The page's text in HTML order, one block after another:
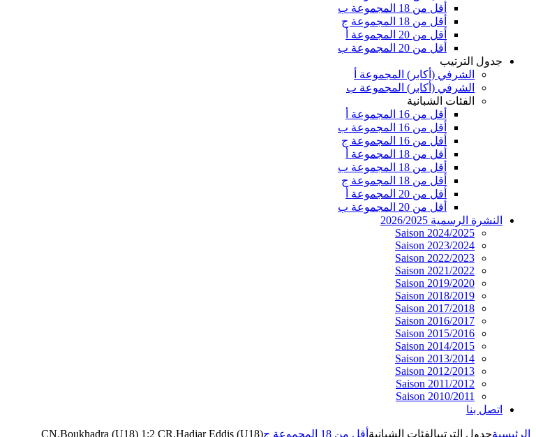
أقل من 18 المجموعة ب
أقل من 18 المجموعة ج
أقل من 20 المجموعة أ
أقل من 20 المجموعة ب
جدول الترتيب
الشرفي (أكابر) المجموعة أ
الشرفي (أكابر) المجموعة ب
الفئات الشبانية
أقل من 16 المجموعة أ
أقل من 16 المجموعة ب
أقل من 16 المجموعة ج
أقل من 18 المجموعة أ
أقل من 18 المجموعة ب
أقل من 18 المجموعة ج
أقل من 20 المجموعة أ
أقل من 20 المجموعة ب
النشرة الرسمية 2026/2025
Saison 2024/2025
Saison 2023/2024
Saison 2022/2023
Saison 2021/2022
Saison 2019/2020
Saison 2018/2019
Saison 2017/2018
Saison 2016/2017
Saison 2015/2016
Saison 2014/2015
Saison 2013/2014
Saison 2012/2013
Saison 2011/2012
Saison 2010/2011
اتصل بنا
الرئيسيةجدول الترتيبالفئات الشبانية أقل من 18 المجموعة ج
CN.Boukhadra (U18) 1:2 CR.Hadjar Eddis (U18)